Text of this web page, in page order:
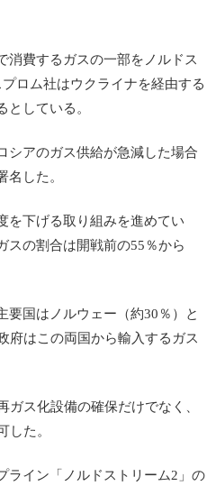
消費するガスの一部をノルドス
ロム社はウクライナを経由する
としている。
シアのガス供給が急減した場合
名した。
を下げる取り組みを進めてい
スの割合は開戦前の55％から
要国はノルウェー（約30％）と
府はこの両国から輸入するガス
ガス化設備の確保だけでなく、
した。
ライン「ノルドストリーム2」の